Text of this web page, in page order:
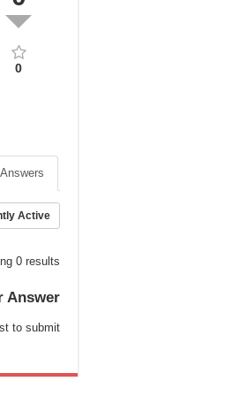
0
Answers
Active
0 results
Answer
to submit.